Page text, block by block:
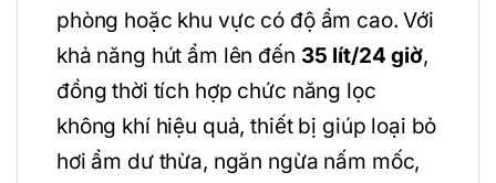
phòng hoặc khu vực có độ ẩm cao. Với
khả năng hút ẩm lên đến 35 lít/24 giờ,
đồng thời tích hợp chức năng lọc
không khí hiệu quả, thiết bị giúp loại bỏ
hơi ẩm dư thừa, ngăn ngừa nấm mốc,